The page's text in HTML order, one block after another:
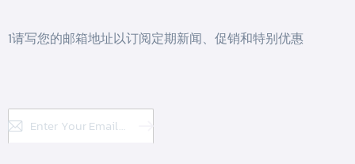
1请写您的邮箱地址以订阅定期新闻、促销和特别优惠
Subscribe